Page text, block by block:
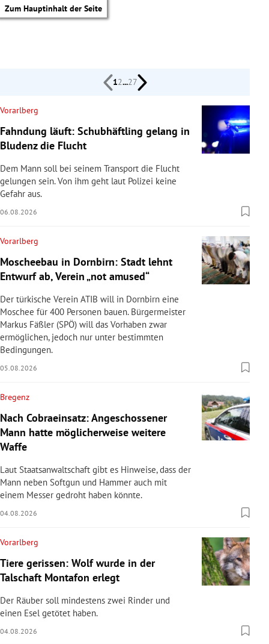
Zum Hauptinhalt der Seite
Untermenü
Untermenü
Untermenü
Untermenü
Untermenü
Untermenü
Untermenü
Untermenü
12...27
Vorarlberg
Fahndung läuft: Schubhäftling gelang in
Bludenz die Flucht
Dem Mann soll bei seinem Transport die Flucht
gelungen sein. Von ihm geht laut Polizei keine
Gefahr aus.
06.08.2026
Vorarlberg
Moscheebau in Dornbirn: Stadt lehnt
Entwurf ab, Verein „not amused“
Der türkische Verein ATIB will in Dornbirn eine
Moschee für 400 Personen bauen. Bürgermeister
Markus Fäßler (SPÖ) will das Vorhaben zwar
ermöglichen, jedoch nur unter bestimmten
Bedingungen.
05.08.2026
Bregenz
Nach Cobraeinsatz: Angeschossener
Mann hatte möglicherweise weitere
Waffe
Laut Staatsanwaltschaft gibt es Hinweise, dass der
Mann neben Softgun und Hammer auch mit
einem Messer gedroht haben könnte.
04.08.2026
Vorarlberg
Tiere gerissen: Wolf wurde in der
Talschaft Montafon erlegt
Der Räuber soll mindestens zwei Rinder und
einen Esel getötet haben.
04.08.2026